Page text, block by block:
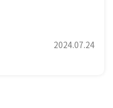
2024.07.24